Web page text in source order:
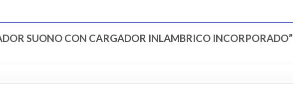
SUONO CON CARGADOR INLAMBRICO INCORPORADO”